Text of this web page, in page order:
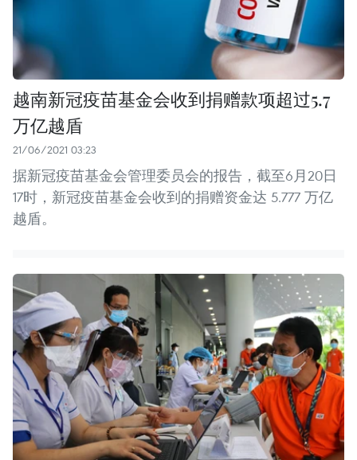
越南新冠疫苗基金会收到捐赠款项超过5.7
万亿越盾
21/06/2021 03:23
据新冠疫苗基金会管理委员会的报告，截至6月20日
17时，新冠疫苗基金会收到的捐赠资金达 5.777 万亿
越盾。